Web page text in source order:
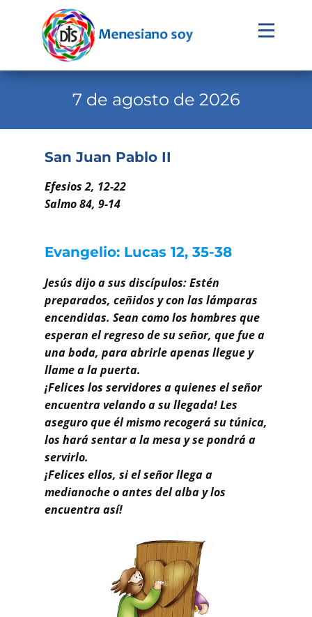
Evangelio
Familia Menesiana
Recursos
Contacto
Buscar
7 de agosto de 2026
San Juan Pablo II
Efesios 2, 12-22
Salmo 84, 9-14
Evangelio: Lucas 12, 35-38
Jesús dijo a sus discípulos: Estén
preparados, ceñidos y con las lámparas
encendidas. Sean como los hombres que
esperan el regreso de su señor, que fue a
una boda, para abrirle apenas llegue y
llame a la puerta.
¡Felices los servidores a quienes el señor
encuentra velando a su llegada! Les
aseguro que él mismo recogerá su túnica,
los hará sentar a la mesa y se pondrá a
servirlo.
¡Felices ellos, si el señor llega a
medianoche o antes del alba y los
encuentra así!